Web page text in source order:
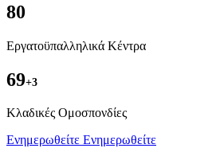
80
Εργατοϋπαλληλικά Κέντρα
69+3
Kλαδικές Ομοσπονδίες
Ενημερωθείτε Ενημερωθείτε